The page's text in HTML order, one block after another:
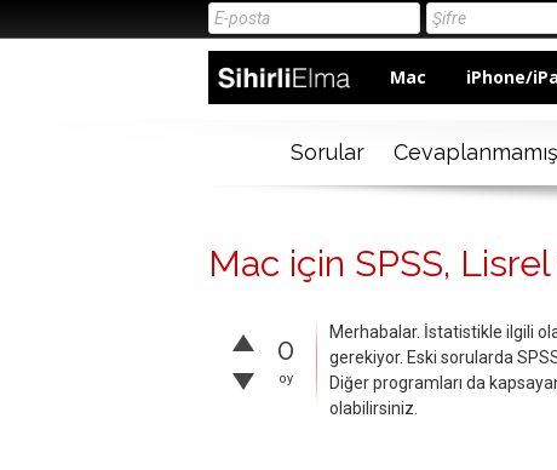
Mac iPhone/
Sorular Cevaplanmamış
Mac için SPSS,
0
oy
Merhabalar. İstatistikle ilgili
gerekiyor. Eski sorularda
Diğer programları da
olabilirsiniz.